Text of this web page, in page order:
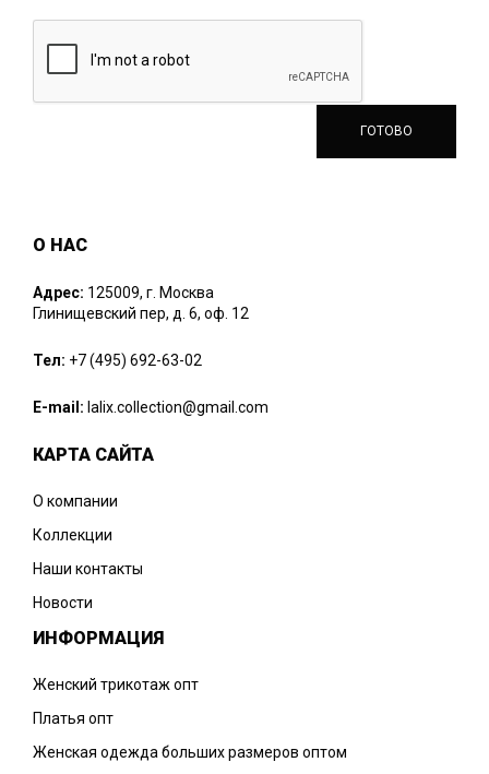
О НАС
Адрес: 125009, г. Москва
Глинищевский пер, д. 6, оф. 12
Тел: +7 (495) 692-63-02
E-mail: lalix.collection@gmail.com
КАРТА САЙТА
О компании
Коллекции
Наши контакты
Новости
ИНФОРМАЦИЯ
Женский трикотаж опт
Платья опт
Женская одежда больших размеров оптом